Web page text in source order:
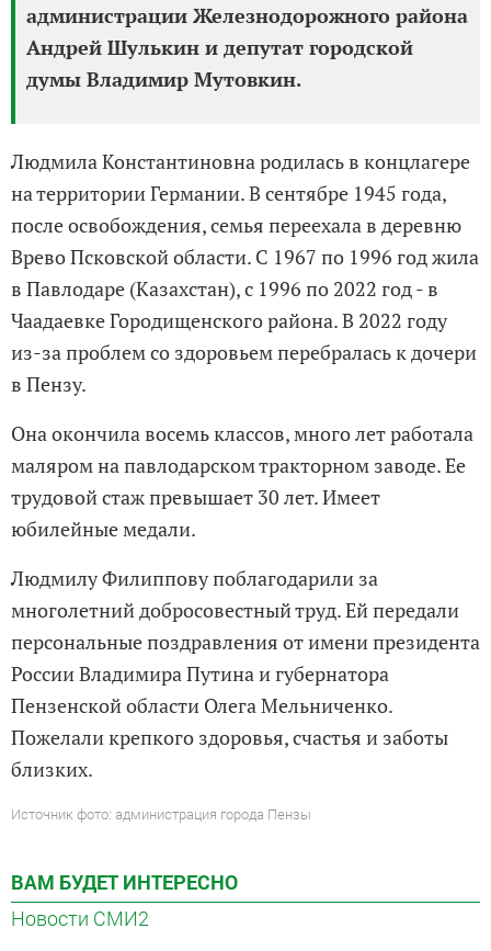
администрации Железнодорожного района
Андрей Шулькин и депутат городской
думы Владимир Мутовкин.
Людмила Константиновна родилась в концлагере
на территории Германии. В сентябре 1945 года,
после освобождения, семья переехала в деревню
Врево Псковской области. С 1967 по 1996 год жила
в Павлодаре (Казахстан), с 1996 по 2022 год - в
Чаадаевке Городищенского района. В 2022 году
из-за проблем со здоровьем перебралась к дочери
в Пензу.
Она окончила восемь классов, много лет работала
маляром на павлодарском тракторном заводе. Ее
трудовой стаж превышает 30 лет. Имеет
юбилейные медали.
Людмилу Филиппову поблагодарили за
многолетний добросовестный труд. Ей передали
персональные поздравления от имени президента
России Владимира Путина и губернатора
Пензенской области Олега Мельниченко.
Пожелали крепкого здоровья, счастья и заботы
близких.
Источник фото: администрация города Пензы
ВАМ БУДЕТ ИНТЕРЕСНО
Новости СМИ2